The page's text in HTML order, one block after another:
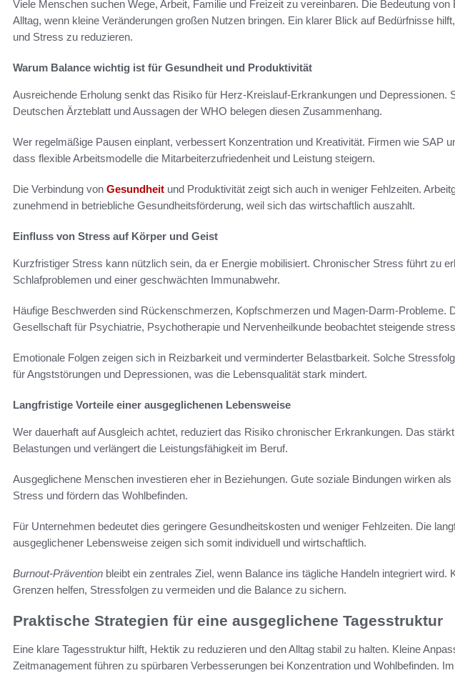
Viele Menschen suchen Wege, Arbeit, Familie und Freizeit zu vereinbaren. Die Bedeutung von
Alltag, wenn kleine Veränderungen großen Nutzen bringen. Ein klarer Blick auf Bedürfnisse
und Stress zu reduzieren.
Warum Balance wichtig ist für Gesundheit und Produktivität
Ausreichende Erholung senkt das Risiko für Herz-Kreislauf-Erkrankungen und Depressionen.
Deutschen Ärzteblatt und Aussagen der WHO belegen diesen Zusammenhang.
Wer regelmäßige Pausen einplant, verbessert Konzentration und Kreativität. Firmen wie SAP
dass flexible Arbeitsmodelle die Mitarbeiterzufriedenheit und Leistung steigern.
Die Verbindung von Gesundheit und Produktivität zeigt sich auch in weniger Fehlzeiten.
zunehmend in betriebliche Gesundheitsförderung, weil sich das wirtschaftlich auszahlt.
Einfluss von Stress auf Körper und Geist
Kurzfristiger Stress kann nützlich sein, da er Energie mobilisiert. Chronischer Stress führt zu
Schlafproblemen und einer geschwächten Immunabwehr.
Häufige Beschwerden sind Rückenschmerzen, Kopfschmerzen und Magen-Darm-Probleme.
Gesellschaft für Psychiatrie, Psychotherapie und Nervenheilkunde beobachtet steigende
Emotionale Folgen zeigen sich in Reizbarkeit und verminderter Belastbarkeit. Solche
für Angststörungen und Depressionen, was die Lebensqualität stark mindert.
Langfristige Vorteile einer ausgeglichenen Lebensweise
Wer dauerhaft auf Ausgleich achtet, reduziert das Risiko chronischer Erkrankungen. Das
Belastungen und verlängert die Leistungsfähigkeit im Beruf.
Ausgeglichene Menschen investieren eher in Beziehungen. Gute soziale Bindungen wirken
Stress und fördern das Wohlbefinden.
Für Unternehmen bedeutet dies geringere Gesundheitskosten und weniger Fehlzeiten. Die
ausgeglichener Lebensweise zeigen sich somit individuell und wirtschaftlich.
Burnout-Prävention bleibt ein zentrales Ziel, wenn Balance ins tägliche Handeln integriert wird.
Grenzen helfen, Stressfolgen zu vermeiden und die Balance zu sichern.
Praktische Strategien für eine ausgeglichene Tagesstruktur
Eine klare Tagesstruktur hilft, Hektik zu reduzieren und den Alltag stabil zu halten. Kleine
Zeitmanagement führen zu spürbaren Verbesserungen bei Konzentration und Wohlbefinden.